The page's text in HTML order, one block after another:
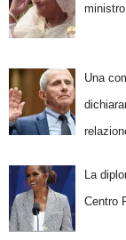
Una
La
Centro